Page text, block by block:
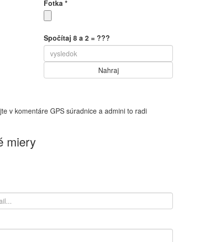
Fotka*
Spočítaj 8 a 2 = ???
v komentáre GPS súradnice a admini to radi
miery